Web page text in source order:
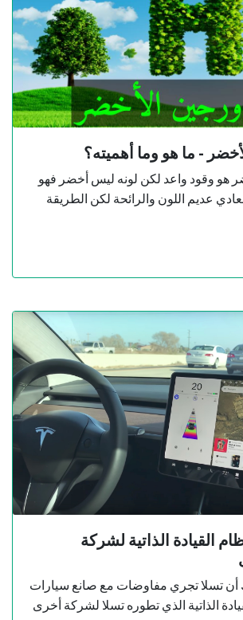
- ما هو وما أهميته؟
هو وقود واعد لكن لونه ليس أخضر فهو
عديم اللون والرائحة لكن الطريقة
القيادة الذاتية لشركة
أن تسلا تجري مفاوضات مع صانع سيارات
الذاتية الذي تطوره تسلا لشركة أخرى